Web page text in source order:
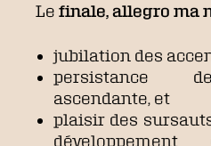
Le finale, allegro ma
jubilation des
persistance
ascendante, et
plaisir des